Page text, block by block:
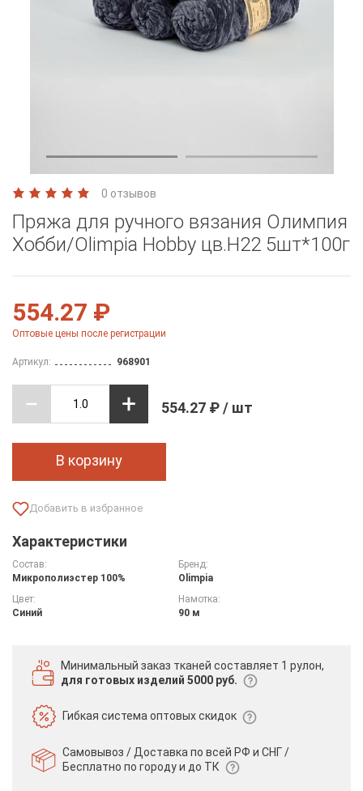
0 отзывов
Пряжа для ручного вязания Олимпия
Хобби/Olimpia Hobby цв.Н22 5шт*100г
554.27 ₽
Оптовые цены после регистрации
Артикул: 968901
554.27 ₽ / шт
В корзину
Характеристики
Состав:
Микрополиэстер 100%
Бренд:
Olimpia
Цвет:
Синий
Намотка:
90 м
Минимальный заказ тканей составляет 1 рулон,
для готовых изделий 5000 руб.
Гибкая системаоптовых скидок
Самовывоз / Доставка по всей РФ и СНГ /
Бесплатно по городу и до ТК